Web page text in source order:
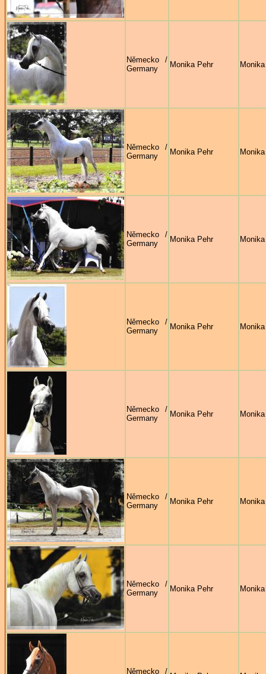
Německo /
Germany
Monika Pehr
Německo /
Germany
Monika Pehr
Německo /
Germany
Monika Pehr
Německo /
Germany
Monika Pehr
Německo /
Germany
Monika Pehr
Německo /
Germany
Monika Pehr
Německo /
Germany
Monika Pehr
Německo /